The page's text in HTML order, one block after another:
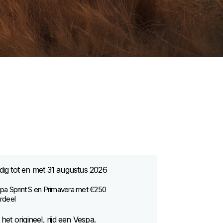
tot en met 31 augustus 2026
Sprint S en Primavera met €250
het origineel, rijd een Vespa.